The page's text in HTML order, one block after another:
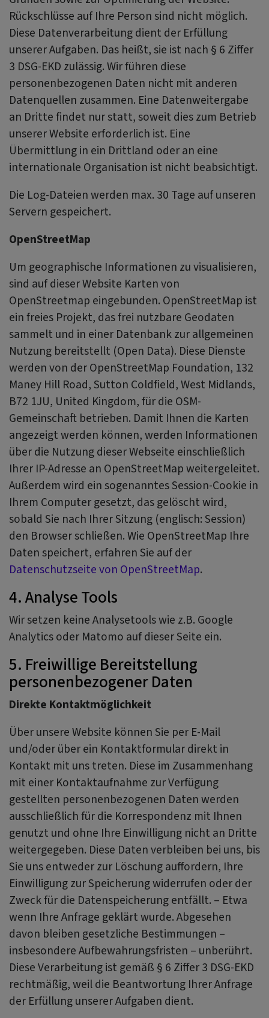
Rückschlüsse auf Ihre Person sind nicht möglich.
Diese Datenverarbeitung dient der Erfüllung
unserer Aufgaben. Das heißt, sie ist nach § 6 Ziffer
3 DSG-EKD zulässig. Wir führen diese
personenbezogenen Daten nicht mit anderen
Datenquellen zusammen. Eine Datenweitergabe
an Dritte findet nur statt, soweit dies zum Betrieb
unserer Website erforderlich ist. Eine
Übermittlung in ein Drittland oder an eine
internationale Organisation ist nicht beabsichtigt.
Die Log-Dateien werden max. 30 Tage auf unseren
Servern gespeichert.
OpenStreetMap
Um geographische Informationen zu visualisieren,
sind auf dieser Website Karten von
OpenStreetmap eingebunden. OpenStreetMap ist
ein freies Projekt, das frei nutzbare Geodaten
sammelt und in einer Datenbank zur allgemeinen
Nutzung bereitstellt (Open Data). Diese Dienste
werden von der OpenStreetMap Foundation, 132
Maney Hill Road, Sutton Cold­field, West Midlands,
B72 1JU, United Kingdom, für die OSM­
Gemeinschaft betrieben. Damit Ihnen die Karten
angezeigt werden können, werden Informationen
über die Nutzung dieser Webseite einschließlich
Ihrer IP-Adresse an OpenStreetMap weitergeleitet.
Außerdem wird ein sogenanntes Session-Cookie in
Ihrem Computer gesetzt, das gelöscht wird,
sobald Sie nach Ihrer Sitzung (englisch: Session)
den Browser schließen. Wie OpenStreetMap Ihre
Daten speichert, erfahren Sie auf der
Datenschutzseite von OpenStreetMap.
4. Analyse Tools
Wir setzen keine Analysetools wie z.B. Google
Analytics oder Matomo auf dieser Seite ein.
5. Freiwillige Bereitstellung
personenbezogener Daten
Direkte Kontaktmöglichkeit
Über unsere Website können Sie per E-Mail
und/oder über ein Kontaktformular direkt in
Kontakt mit uns treten. Diese im Zusammenhang
mit einer Kontaktaufnahme zur Verfügung
gestellten personenbezogenen Daten werden
ausschließlich für die Korrespondenz mit Ihnen
genutzt und ohne Ihre Einwilligung nicht an Dritte
weitergegeben. Diese Daten verbleiben bei uns, bis
Sie uns entweder zur Löschung auffordern, Ihre
Einwilligung zur Speicherung widerrufen oder der
Zweck für die Datenspeicherung entfällt. – Etwa
wenn Ihre Anfrage geklärt wurde. Abgesehen
davon bleiben gesetzliche Bestimmungen –
insbesondere Aufbewahrungsfristen – unberührt.
Diese Verarbeitung ist gemäß § 6 Ziffer 3 DSG-EKD
rechtmäßig, weil die Beantwortung Ihrer Anfrage
der Erfüllung unserer Aufgaben dient.